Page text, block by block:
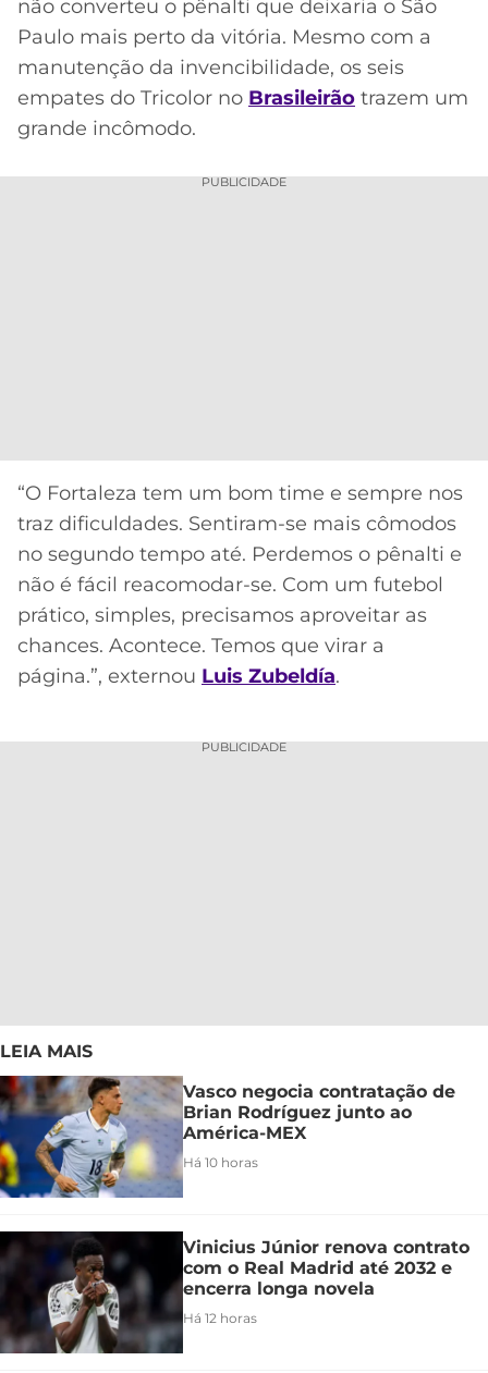
não converteu o pênalti que deixaria o São
Paulo mais perto da vitória. Mesmo com a
manutenção da invencibilidade, os seis
empates do Tricolor no Brasileirão trazem um
grande incômodo.
PUBLICIDADE
“O Fortaleza tem um bom time e sempre nos
traz dificuldades. Sentiram-se mais cômodos
no segundo tempo até. Perdemos o pênalti e
não é fácil reacomodar-se. Com um futebol
prático, simples, precisamos aproveitar as
chances. Acontece. Temos que virar a
página.”, externou Luis Zubeldía.
PUBLICIDADE
LEIA MAIS
Vasco negocia contratação de
Brian Rodríguez junto ao
América-MEX
Há 10 horas
Vinicius Júnior renova contrato
com o Real Madrid até 2032 e
encerra longa novela
Há 12 horas